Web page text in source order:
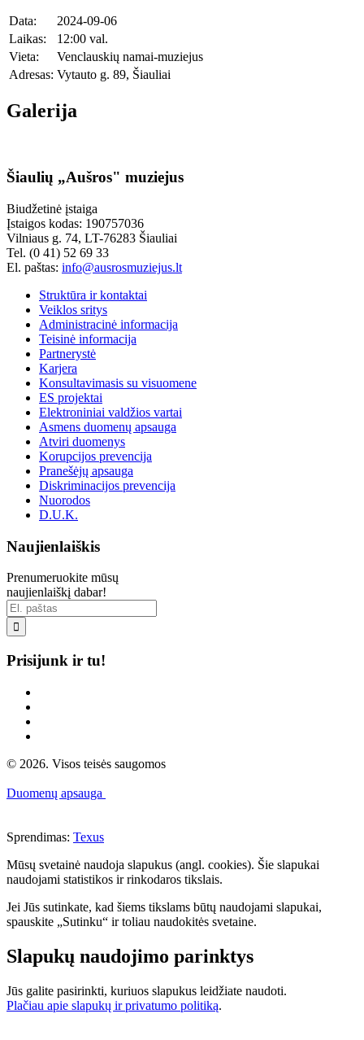
Data:
2024-09-06
Laikas:
12:00 val.
Vieta:
Venclauskių namai-muziejus
Adresas: Vytauto g. 89, Šiauliai
Galerija
Šiaulių „Aušros" muziejus
Biudžetinė įstaiga
Įstaigos kodas: 190757036
Vilniaus g. 74, LT-76283 Šiauliai
Tel. (0 41) 52 69 33
El. paštas: info@ausrosmuziejus.lt
Struktūra ir kontaktai
Veiklos sritys
Administracinė informacija
Teisinė informacija
Partnerystė
Karjera
Konsultavimasis su visuomene
ES projektai
Elektroniniai valdžios vartai
Asmens duomenų apsauga
Atviri duomenys
Korupcijos prevencija
Pranešėjų apsauga
Diskriminacijos prevencija
Nuorodos
D.U.K.
Naujienlaiškis
Prenumeruokite mūsų
naujienlaiškį dabar!

Prisijunk ir tu!
© 2026. Visos teisės saugomos
Duomenų apsauga
Sprendimas: Texus
Mūsų svetainė naudoja slapukus (angl. cookies). Šie slapukai
naudojami statistikos ir rinkodaros tikslais.
Jei Jūs sutinkate, kad šiems tikslams būtų naudojami slapukai,
spauskite „Sutinku“ ir toliau naudokitės svetaine.
Slapukų naudojimo parinktys
Jūs galite pasirinkti, kuriuos slapukus leidžiate naudoti.
Plačiau apie slapukų ir privatumo politiką.